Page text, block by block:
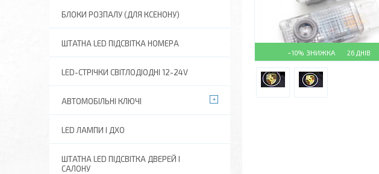
–10% 26 ДНІВ
БЛОКИ РОЗПАЛУ (ДЛЯ КСЕНОНУ)
ШТАТНА LED ПІДСВІТКА НОМЕРА
LED-СТРІЧКИ СВІТЛОДІОДНІ 12-24V
АВТОМОБІЛЬНІ КЛЮЧІ
LED ЛАМПИ І ДХО
ШТАТНА LED ПІДСВІТКА ДВЕРЕЙ І
САЛОНУ